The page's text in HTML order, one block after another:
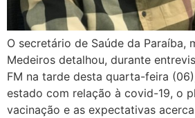
O secretário de Saúde da Paraíba,
Medeiros detalhou, durante
FM na tarde desta quarta-feira
estado com relação à covid-19, o
vacinação e as expectativas